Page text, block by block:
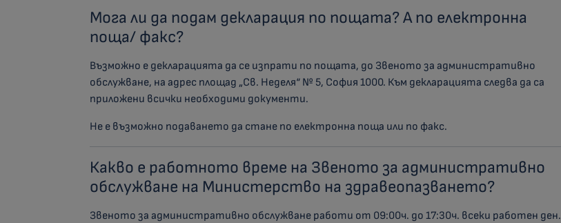
Мога ли да подам декларация по пощата? А по електронна
поща/ факс?
Възможно е декларацията да се изпрати по пощата, до Звеното за административно
обслужване, на адрес площад „Св. Неделя“ № 5, София 1000. Към декларацията следва да са
приложени всички необходими документи.
Не е възможно подаването да стане по електронна поща или по факс.
Какво е работното време на Звеното за административно
обслужване на Министерство на здравеопазването?
Звеното за административно обслужване работи от 09:00ч. до 17:30ч. всеки работен ден.